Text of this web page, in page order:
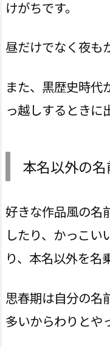
けがちです。
昼だけでなく夜も
また、黒歴史時代
っ越しするときに
本名以外の
好きな作品風の名
したり、かっこい
り、本名以外を名
思春期は自分の名
多いからわりとや